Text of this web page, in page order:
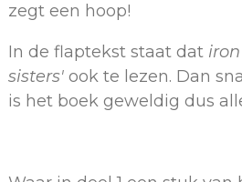
zegt een hoop!
In de flaptekst staat dat
sisters' ook te lezen. Dan
is het boek geweldig dus